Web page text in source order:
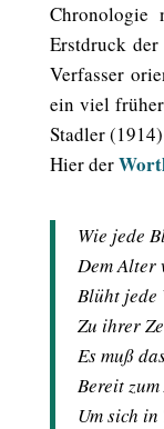
Chronologie
Erstdruck
Verfasser
ein viel
Stadler
​Hier der
Wie jede
Dem Alter
Blüht jede
Zu ihrer
Es muß
Bereit
Um sich